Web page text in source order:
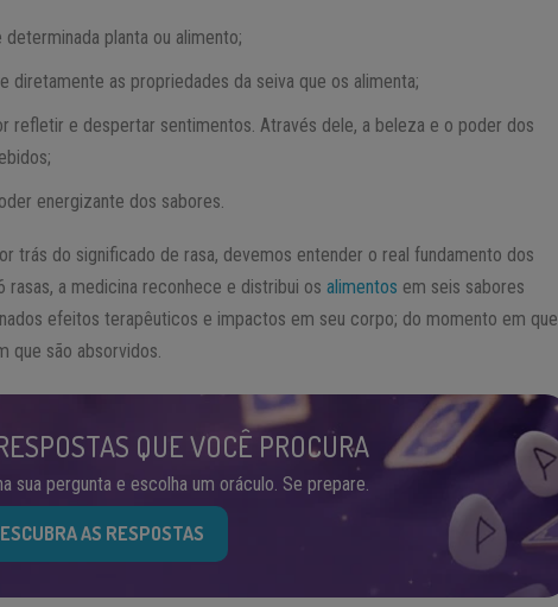
planta ou alimento;
diretamente as propriedades da seiva que os alimenta;
refletir e despertar sentimentos. Através dele, a beleza e o poder dos
energizante dos sabores.
trás do significado de rasa, devemos entender o real fundamento dos
rasas, a medicina reconhece e distribui osalimentos em seis sabores
efeitos terapêuticos e impactos em seu corpo; do momento em que
que são absorvidos.
QUE VOCÊ PROCURA
sua pergunta e escolha um oráculo. Se prepare.
AS RESPOSTAS